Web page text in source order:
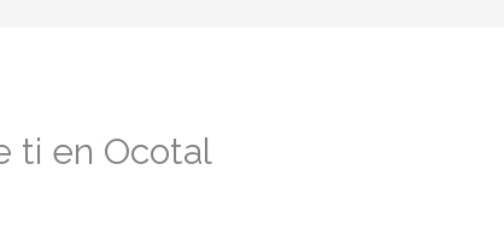
ti en Ocotal